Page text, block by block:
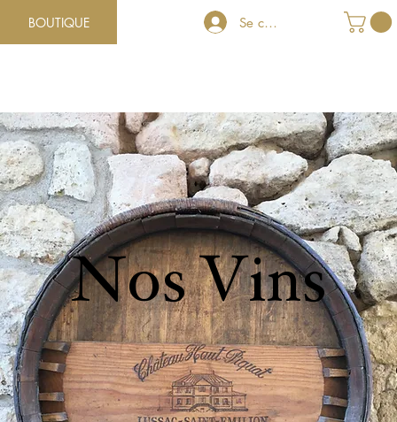
BOUTIQUE Se connecter
Nos Vins